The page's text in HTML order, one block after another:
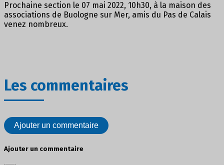
Prochaine section le 07 mai 2022, 10h30, à la maison des
associations de Buologne sur Mer, amis du Pas de Calais
venez nombreux.
Les commentaires
Ajouter un commentaire
Ajouter un commentaire